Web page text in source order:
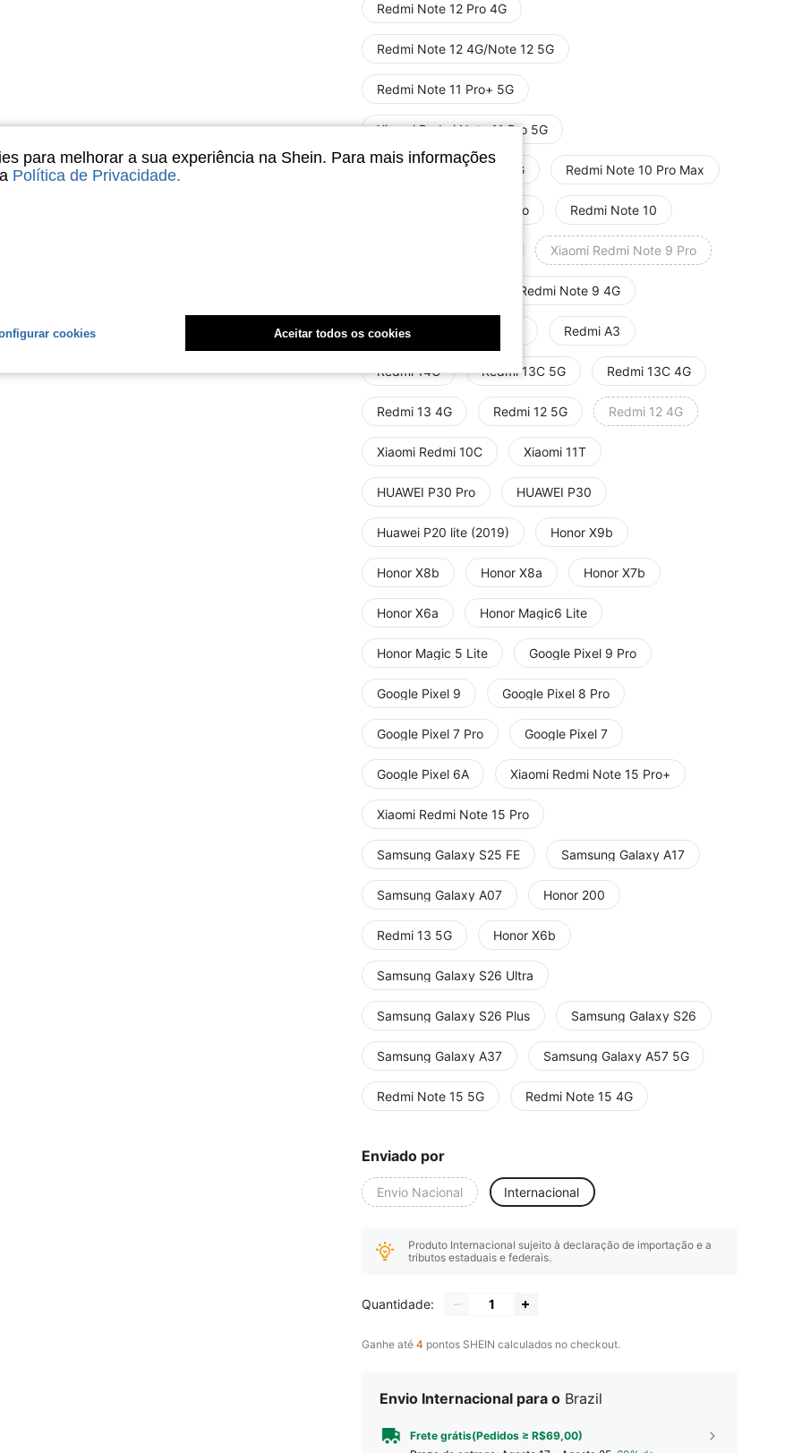
Redmi Note 12 Pro 4G
Redmi Note 12 4G/Note 12 5G
Redmi Note 11 Pro+ 5G
Xiaomi Redmi Note 11 Pro 5G
Xiaomi Redmi Note 11 4G Redmi Note 10 Pro Max
Xiaomi Redmi Note 10 Pro Redmi Note 10
Xiaomi Redmi Note 9 Pro
Redmi Note 9 4G
Xiaomi Redmi Note 8 Pro Redmi A3
Redmi 14C Redmi 13C 5G Redmi 13C 4G
Redmi 13 4G Redmi 12 5G Redmi 12 4G
Xiaomi Redmi 10C Xiaomi 11T
HUAWEI P30 Pro HUAWEI P30
Huawei P20 lite (2019) Honor X9b
Honor X8b Honor X8a Honor X7b
Honor X6a Honor Magic6 Lite
Honor Magic 5 Lite Google Pixel 9 Pro
Google Pixel 9 Google Pixel 8 Pro
Google Pixel 7 Pro Google Pixel 7
Google Pixel 6A Xiaomi Redmi Note 15 Pro+
Xiaomi Redmi Note 15 Pro
Samsung Galaxy S25 FE Samsung Galaxy A17
Samsung Galaxy A07 Honor 200
Redmi 13 5G Honor X6b
Samsung Galaxy S26 Ultra
Samsung Galaxy S26 Plus Samsung Galaxy S26
Samsung Galaxy A37 Samsung Galaxy A57 5G
Redmi Note 15 5G Redmi Note 15 4G
Enviado por
Envio Nacional Internacional
Produto Internacional sujeito à declaração de importação e a
tributos estaduais e federais.
Quantidade:
Ganhe até 4 pontos SHEIN calculados no checkout.
Envio Internacional para o Brazil
Frete grátis(Pedidos ≥ R$69,00)
para melhorar a sua experiência na Shein. Para mais informações
Política de Privacidade.
cookies Aceitar todos os cookies